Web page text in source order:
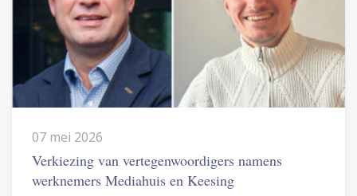
07 mei 2026
Verkiezing van vertegenwoordigers namens
werknemers Mediahuis en Keesing